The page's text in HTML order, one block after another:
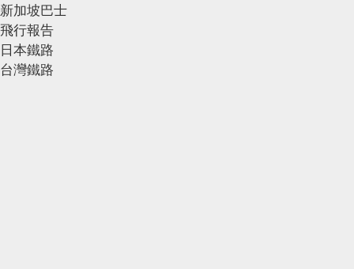
新加坡巴士
飛行報告
日本鐵路
台灣鐵路